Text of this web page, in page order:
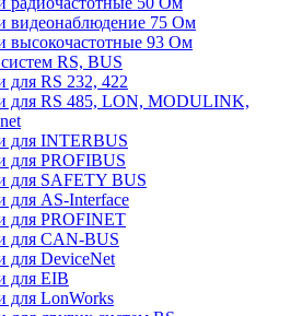
видеонаблюдение 75 Ом
высокочастотные 93 Ом
RS, BUS
для RS 232, 422
для RS 485, LON, MODULINK,
для INTERBUS
для PROFIBUS
для SAFETY BUS
для AS-Interface
для PROFINET
для CAN-BUS
для DeviceNet
для EIB
для LonWorks